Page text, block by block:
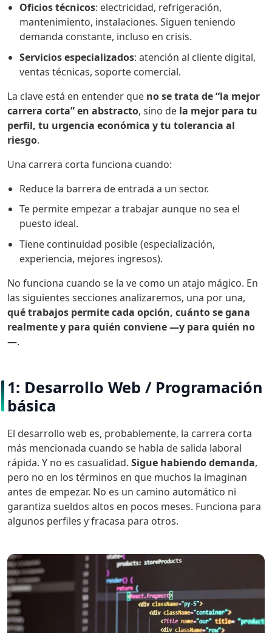
Oficios técnicos: electricidad, refrigeración,
mantenimiento, instalaciones. Siguen teniendo
demanda constante, incluso en crisis.
Servicios especializados: atención al cliente digital,
ventas técnicas, soporte comercial.
La clave está en entender que no se trata de “la mejor
carrera corta” en abstracto, sino de la mejor para tu
perfil, tu urgencia económica y tu tolerancia al
riesgo.
Una carrera corta funciona cuando:
Reduce la barrera de entrada a un sector.
Te permite empezar a trabajar aunque no sea el
puesto ideal.
Tiene continuidad posible (especialización,
experiencia, mejores ingresos).
No funciona cuando se la ve como un atajo mágico. En
las siguientes secciones analizaremos, una por una,
qué trabajos permite cada opción, cuánto se gana
realmente y para quién conviene —y para quién no
—.
1: Desarrollo Web / Programación
básica
El desarrollo web es, probablemente, la carrera corta
más mencionada cuando se habla de salida laboral
rápida. Y no es casualidad. Sigue habiendo demanda,
pero no en los términos en que muchos la imaginan
antes de empezar. No es un camino automático ni
garantiza sueldos altos en pocos meses. Funciona para
algunos perfiles y fracasa para otros.